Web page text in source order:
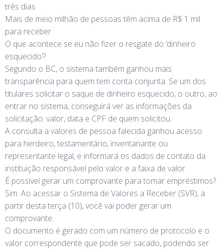
três dias
Mais de meio milhão de pessoas têm acima de R$ 1 mil
para receber
O que acontece se eu não fizer o resgate do ‘dinheiro
esquecido’?
Segundo o BC, o sistema também ganhou mais
transparência para quem tem conta conjunta. Se um dos
titulares solicitar o saque de dinheiro esquecido, o outro, ao
entrar no sistema, conseguirá ver as informações da
solicitação: valor, data e CPF de quem solicitou.
A consulta a valores de pessoa falecida ganhou acesso
para herdeiro, testamentário, inventariante ou
representante legal, e informará os dados de contato da
instituição responsável pelo valor e a faixa de valor.
É possível gerar um comprovante para tomar empréstimos?
Sim. Ao acessar o Sistema de Valores a Receber (SVR), a
partir desta terça (10), você vai poder gerar um
comprovante.
O documento é gerado com um número de protocolo e o
valor correspondente que pode ser sacado, podendo ser